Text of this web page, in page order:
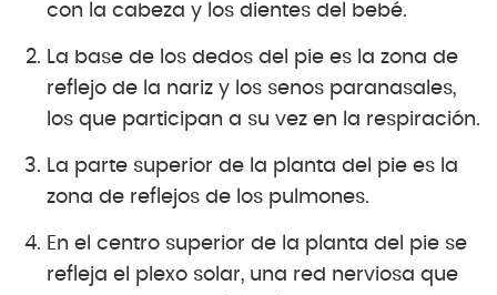
con la cabeza y los dientes del bebé.
La base de los dedos del pie es la zona de
reflejo de la nariz y los senos paranasales,
los que participan a su vez en la respiración.
La parte superior de la planta del pie es la
zona de reflejos de los pulmones.
En el centro superior de la planta del pie se
refleja el plexo solar, una red nerviosa que